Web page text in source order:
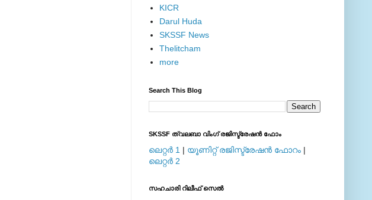
KICR
Darul Huda
SKSSF News
Thelitcham
more
Search This Blog
SKSSF ത്വലബാ വിംഗ് രജിസ്ട്രേഷന്‍ ഫോം
ലെറ്റര്‍ 1 | യൂണിറ്റ് രജിസ്ട്രേഷന്‍ ഫോറം |
ലെറ്റര്‍ 2
സഹചാരി റിലീഫ് സെല്‍